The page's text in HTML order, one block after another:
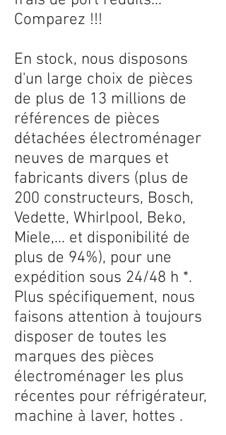
Comparez !!!
En stock, nous disposons
d'un large choix de pièces
de plus de 13 millions de
références de pièces
détachées électroménager
neuves de marques et
fabricants divers (plus de
200 constructeurs, Bosch,
Vedette, Whirlpool, Beko,
Miele,... et disponibilité de
plus de 94%), pour une
expédition sous 24/48 h *.
Plus spécifiquement, nous
faisons attention à toujours
disposer de toutes les
marques des pièces
électroménager les plus
récentes pour réfrigérateur,
machine à laver, hottes .